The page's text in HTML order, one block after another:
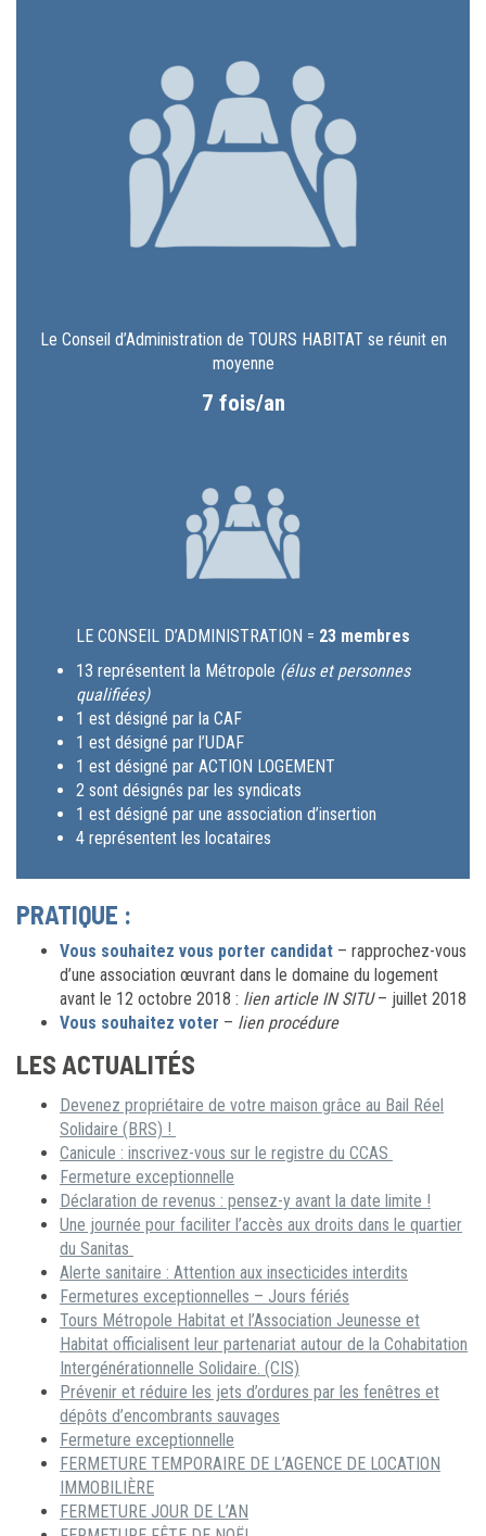
Le Conseil d’Administration de TOURS HABITAT se réunit en
moyenne
7 fois/an
LE CONSEIL D’ADMINISTRATION = 23 membres
13 représentent la Métropole (élus et personnes
qualifiées)
1 est désigné par la CAF
1 est désigné par l’UDAF
1 est désigné par ACTION LOGEMENT
2 sont désignés par les syndicats
1 est désigné par une association d’insertion
4 représentent les locataires
PRATIQUE :
Vous souhaitez vous porter candidat – rapprochez-vous
d’une association œuvrant dans le domaine du logement
avant le 12 octobre 2018 : lien article IN SITU– juillet 2018
Vous souhaitez voter – lien procédure
LES ACTUALITÉS
Devenez propriétaire de votre maison grâce au Bail Réel
Solidaire (BRS) !
Canicule : inscrivez-vous sur le registre du CCAS
Fermeture exceptionnelle
Déclaration de revenus : pensez-y avant la date limite !
Une journée pour faciliter l’accès aux droits dans le quartier
du Sanitas
Alerte sanitaire : Attention aux insecticides interdits
Fermetures exceptionnelles – Jours fériés
Tours Métropole Habitat et l’Association Jeunesse et
Habitat officialisent leur partenariat autour de la Cohabitation
Intergénérationnelle Solidaire. (CIS)
Prévenir et réduire les jets d’ordures par les fenêtres et
dépôts d’encombrants sauvages
Fermeture exceptionnelle
FERMETURE TEMPORAIRE DE L’AGENCE DE LOCATION
IMMOBILIÈRE
FERMETURE JOUR DE L’AN